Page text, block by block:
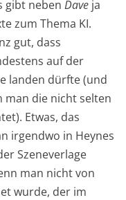
gibt neben Dave ja
zum Thema KI.
gut, dass
auf der
landen dürfte (und
man die nicht selten
Etwas, das
irgendwo in Heynes
Szeneverlage
man nicht von
wurde, der im